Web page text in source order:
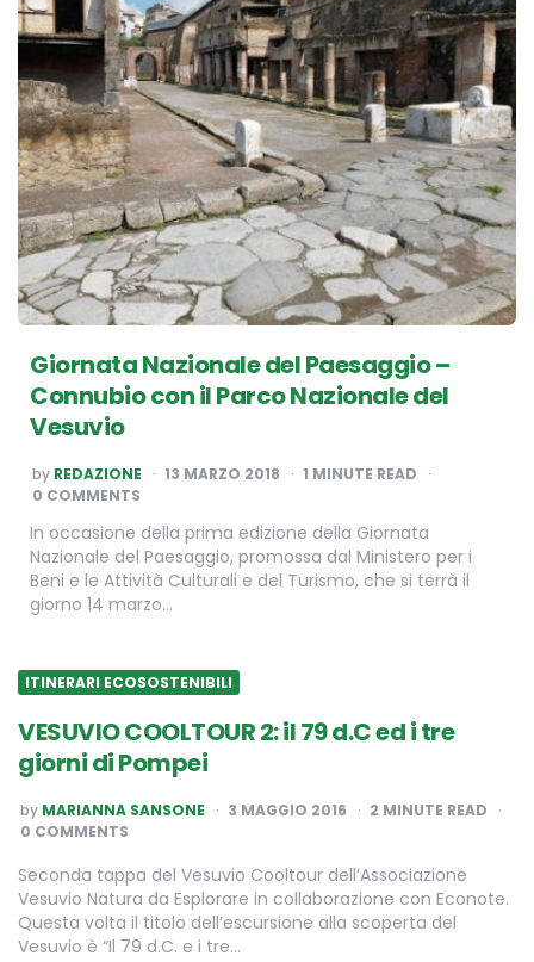
Giornata Nazionale del Paesaggio –
Connubio con il Parco Nazionale del
Vesuvio
POSTED
BY
by REDAZIONE 13 MARZO 2018 1 MINUTE READ
0 COMMENTS
In occasione della prima edizione della Giornata
Nazionale del Paesaggio, promossa dal Ministero per i
Beni e le Attività Culturali e del Turismo, che si terrà il
giorno 14 marzo…
ITINERARI ECOSOSTENIBILI
VESUVIO COOLTOUR 2: il 79 d.C ed i tre
giorni di Pompei
POSTED
BY
by MARIANNA SANSONE 3 MAGGIO 2016 2 MINUTE READ
0 COMMENTS
Seconda tappa del Vesuvio Cooltour dell’Associazione
Vesuvio Natura da Esplorare in collaborazione con Econote.
Questa volta il titolo dell’escursione alla scoperta del
Vesuvio è “Il 79 d.C. e i tre…